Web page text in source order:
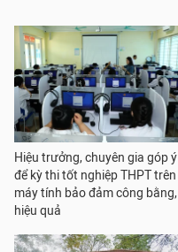
Hiệu trưởng, chuyên gia góp ý
để kỳ thi tốt nghiệp THPT trên
máy tính bảo đảm công bằng,
hiệu quả